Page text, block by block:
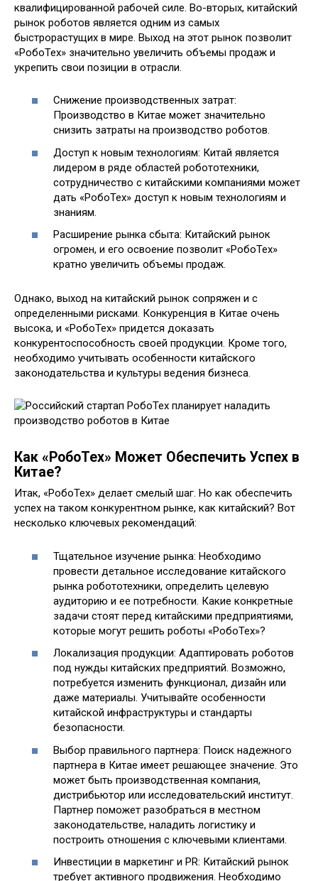
квалифицированной рабочей силе. Во-вторых, китайский
рынок роботов является одним из самых
быстрорастущих в мире. Выход на этот рынок позволит
«РобоТех» значительно увеличить объемы продаж и
укрепить свои позиции в отрасли.
Снижение производственных затрат:
Производство в Китае может значительно
снизить затраты на производство роботов.
Доступ к новым технологиям: Китай является
лидером в ряде областей робототехники,
сотрудничество с китайскими компаниями может
дать «РобоТех» доступ к новым технологиям и
знаниям.
Расширение рынка сбыта: Китайский рынок
огромен, и его освоение позволит «РобоТех»
кратно увеличить объемы продаж.
Однако, выход на китайский рынок сопряжен и с
определенными рисками. Конкуренция в Китае очень
высока, и «РобоТех» придется доказать
конкурентоспособность своей продукции. Кроме того,
необходимо учитывать особенности китайского
законодательства и культуры ведения бизнеса.
Как «РобоТех» Может Обеспечить Успех в
Китае?
Итак, «РобоТех» делает смелый шаг. Но как обеспечить
успех на таком конкурентном рынке, как китайский? Вот
несколько ключевых рекомендаций:
Тщательное изучение рынка: Необходимо
провести детальное исследование китайского
рынка робототехники, определить целевую
аудиторию и ее потребности. Какие конкретные
задачи стоят перед китайскими предприятиями,
которые могут решить роботы «РобоТех»?
Локализация продукции: Адаптировать роботов
под нужды китайских предприятий. Возможно,
потребуется изменить функционал, дизайн или
даже материалы. Учитывайте особенности
китайской инфраструктуры и стандарты
безопасности.
Выбор правильного партнера: Поиск надежного
партнера в Китае имеет решающее значение. Это
может быть производственная компания,
дистрибьютор или исследовательский институт.
Партнер поможет разобраться в местном
законодательстве, наладить логистику и
построить отношения с ключевыми клиентами.
Инвестиции в маркетинг и PR: Китайский рынок
требует активного продвижения. Необходимо